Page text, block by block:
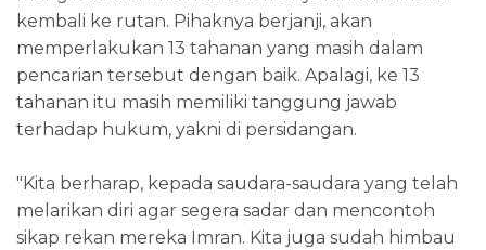
kembali ke rutan. Pihaknya berjanji, akan
memperlakukan 13 tahanan yang masih dalam
pencarian tersebut dengan baik. Apalagi, ke 13
tahanan itu masih memiliki tanggung jawab
terhadap hukum, yakni di persidangan.
"Kita berharap, kepada saudara-saudara yang telah
melarikan diri agar segera sadar dan mencontoh
sikap rekan mereka Imran. Kita juga sudah himbau